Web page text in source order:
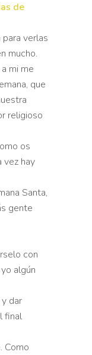
de
verlas
mucho.
mi me
que
religioso
os
vez hay
Santa,
gente
con
algún
dar
final
Como